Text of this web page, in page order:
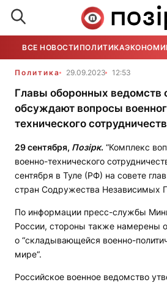
ВСЕ НОВОСТИ ПОЛИТИКА
Политика 29.09.2023 12:53
Главы оборонных ведомств
обсуждают вопросы
технического
29 сентября, Позірк. “Комплекс
военно-технического
сентября в Туле (РФ) на совете
стран Содружества Независимых
По информации пресс-службы
России, стороны также намерены
о “складывающейся военно-
мире“.
Российское военное ведомство